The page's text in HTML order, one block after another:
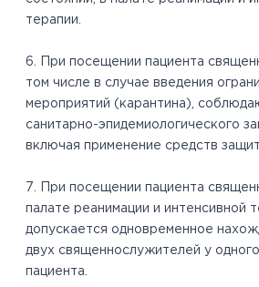
терапии.
6. При посещении пациента
том числе в случае введения
мероприятий (карантина),
санитарно-эпидемиологического
включая применение средств
7. При посещении пациента
палате реанимации и интенсивной
допускается одновременное
двух священнослужителей у
пациента.